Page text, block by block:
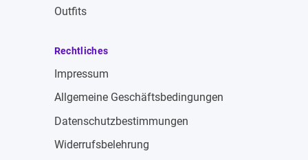
Outfits
Rechtliches
Impressum
Allgemeine Geschäftsbedingungen
Datenschutzbestimmungen
Widerrufsbelehrung